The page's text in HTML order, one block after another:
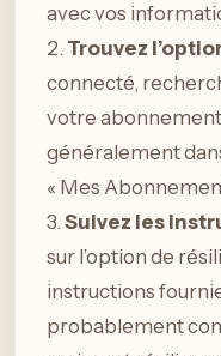
avec vos
2. Trouvez
connecté,
votre
généralement
« Mes
3. Suivez les
sur l’option de
instructions
probablement